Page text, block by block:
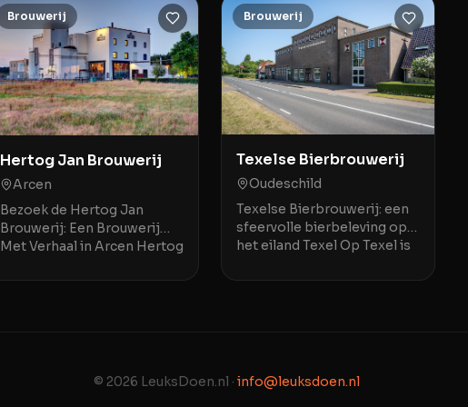
Brouwerij
Hertog Jan Brouwerij
Arcen
Bezoek de Hertog Jan
Brouwerij: Een Brouwerij
Met Verhaal in Arcen Hertog
een iconische bestemming
Brouwerij
Texelse Bierbrouwerij
Oudeschild
Texelse Bierbrouwerij: een
sfeervolle bierbeleving op
het eiland Texel Op Texel is
een geliefde plek voor
© 2026 LeuksDoen.nl · info@leuksdoen.nl